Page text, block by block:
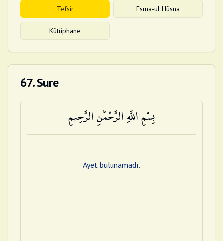
Tefsir Esma-ul Hüsna
Kütüphane
67. Sure
بِسْمِ اللَّهِ الرَّحْمَٰنِ الرَّحِيمِ
Ayet bulunamadı.